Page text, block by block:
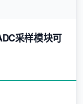
采样模块可